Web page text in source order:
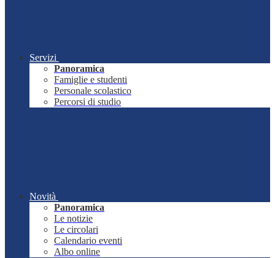
Servizi
Panoramica
Famiglie e studenti
Personale scolastico
Percorsi di studio
Novità
Panoramica
Le notizie
Le circolari
Calendario eventi
Albo online